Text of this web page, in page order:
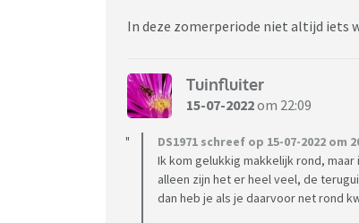
In deze zomerperiode niet altijd iets
Tuinfluiter
15-07-2022om 22:09
DS1971 schreef op 15-07-2022 om
Ik kom gelukkig makkelijk rond,
alleen zijn het er heel veel, de
dan heb je als je daarvoor net rond